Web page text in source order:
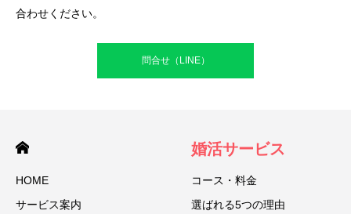
合わせください。
問合せ（LINE）
HOME
サービス案内
婚活サービス
コース・料金
選ばれる5つの理由